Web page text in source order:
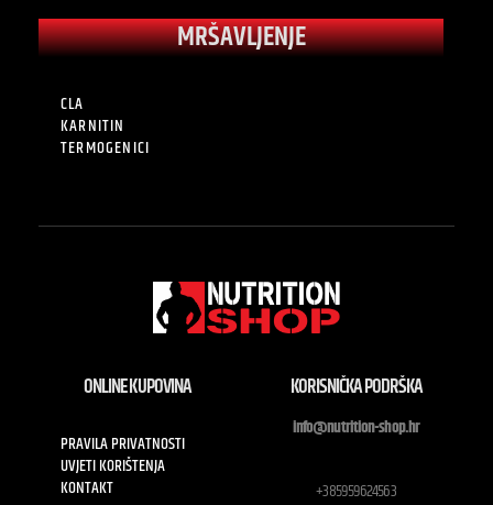
MRŠAVLJENJE
CLA
KARNITIN
TERMOGENICI
ONLINE KUPOVINA
PRAVILA PRIVATNOSTI
UVJETI KORIŠTENJA
KONTAKT
KORISNIČKA PODRŠKA
info@nutrition-shop.hr
+385959624563